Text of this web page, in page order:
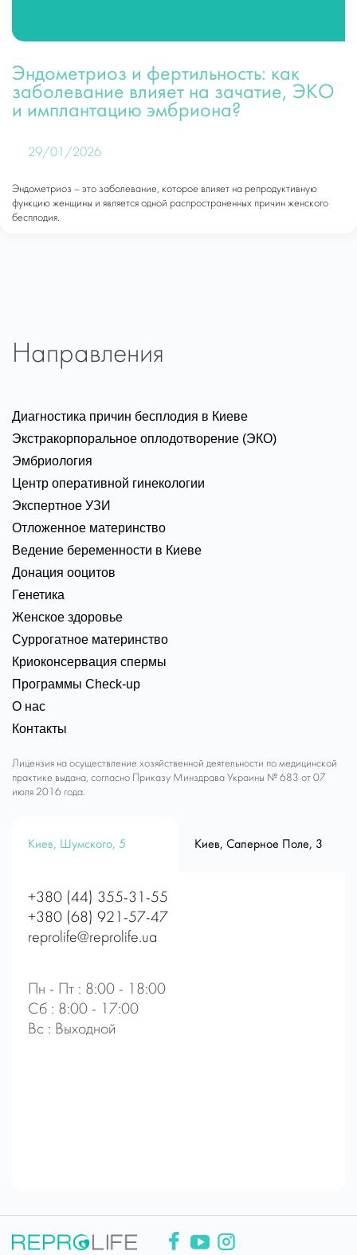
Эндометриоз и фертильность: как
заболевание влияет на зачатие, ЭКО
и имплантацию эмбриона?
29/01/2026
Эндометриоз – это заболевание, которое влияет на репродуктивную
функцию женщины и является одной распространенных причин женского
бесплодия.
Направления
Диагностика причин бесплодия в Киеве
Экстракорпоральное оплодотворение (ЭКО)
Эмбриология
Центр оперативной гинекологии
Экспертное УЗИ
Отложенное материнство
Ведение беременности в Киеве
Донация ооцитов
Генетика
Женское здоровье
Суррогатное материнство
Криоконсервация спермы
Программы Check-up
О нас
Контакты
Лицензия на осуществление хозяйственной деятельности по медицинской
практике выдана, согласно Приказу Минздрава Украины № 683 от 07
июля 2016 года.
Киев, Шумского, 5 Киев, Саперное Поле, 3
+380 (44) 355-31-55
+380 (68) 921-57-47
reprolife@reprolife.ua
Пн - Пт : 8:00 - 18:00
Сб : 8:00 - 17:00
Вс : Выходной